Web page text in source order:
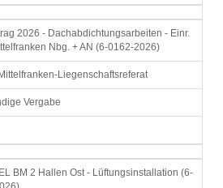
2026 - Dachabdichtungsarbeiten - Einr.
Nbg. + AN (6-0162-2026)
Liegenschaftsreferat
Vergabe
BM 2 Hallen Ost - Lüftungsinstallation (6-